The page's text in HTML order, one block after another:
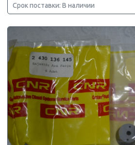
Срок поставки: В наличии